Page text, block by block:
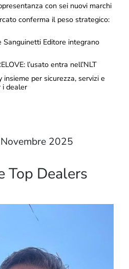
con sei nuovi marchi
conferma il peso strategico:
Editore integrano
l’usato entra nell’NLT
insieme per sicurezza, servizi e
i dealer
2025
Top Dealers